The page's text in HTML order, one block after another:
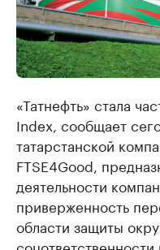
«Татнефть» стала
Index, сообщает
татарстанской
FTSE4Good,
деятельности
приверженность
области защиты